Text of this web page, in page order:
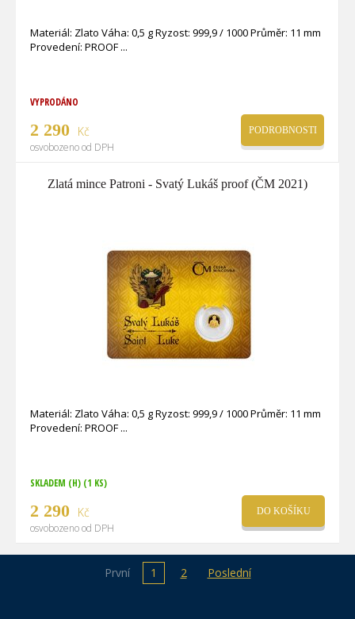
Materiál: Zlato Váha: 0,5 g Ryzost: 999,9 / 1000 Průměr: 11 mm
Provedení: PROOF
VYPRODÁNO
2 290 Kč
osvobozeno od DPH
PODROBNOSTI
Zlatá mince Patroni - Svatý Lukáš proof (ČM 2021)
Materiál: Zlato Váha: 0,5 g Ryzost: 999,9 / 1000 Průměr: 11 mm
Provedení: PROOF
SKLADEM (H) (1 KS)
2 290 Kč
osvobozeno od DPH
DO KOŠÍKU
První 1 2 Poslední